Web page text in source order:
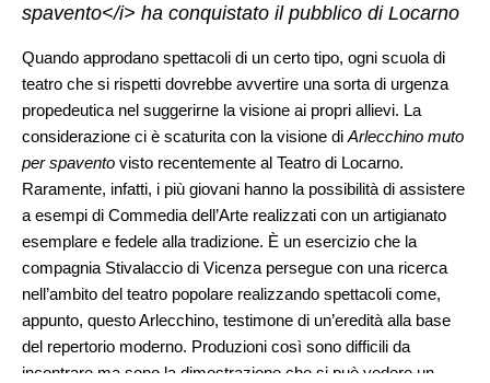
spavento</i> ha conquistato il pubblico di Locarno
Quando approdano spettacoli di un certo tipo, ogni scuola di
teatro che si rispetti dovrebbe avvertire una sorta di urgenza
propedeutica nel suggerirne la visione ai propri allievi. La
considerazione ci è scaturita con la visione di Arlecchino muto
per spavento visto recentemente al Teatro di Locarno.
Raramente, infatti, i più giovani hanno la possibilità di assistere
a esempi di Commedia dell’Arte realizzati con un artigianato
esemplare e fedele alla tradizione. È un esercizio che la
compagnia Stivalaccio di Vicenza persegue con una ricerca
nell’ambito del teatro popolare realizzando spettacoli come,
appunto, questo Arlecchino, testimone di un’eredità alla base
del repertorio moderno. Produzioni così sono difficili da
incontrare ma sono la dimostrazione che si può vedere un